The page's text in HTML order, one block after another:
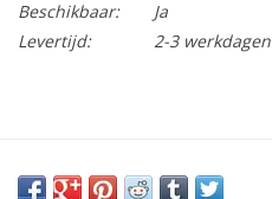
Beschikbaar:
Ja
Levertijd:
2-3 werkdagen